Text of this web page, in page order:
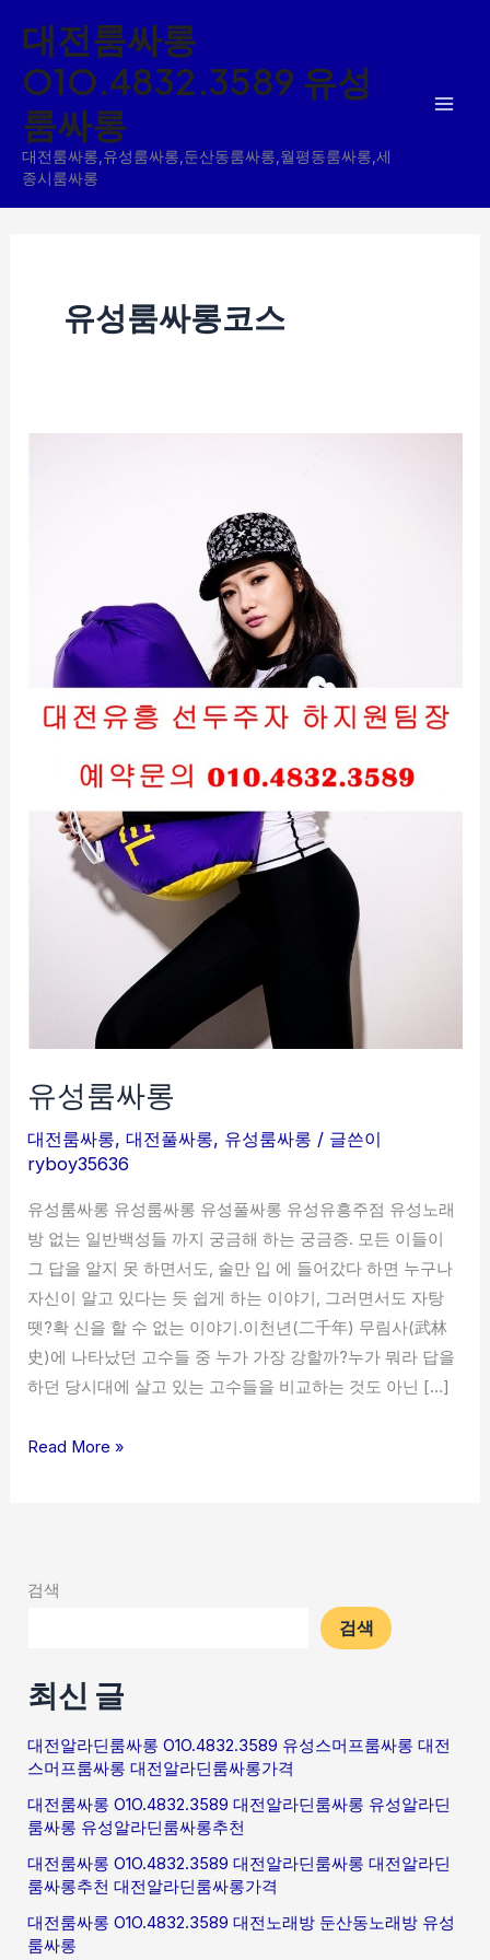
뛰
대전룸싸롱
O1O.4832.3589 유성
룸싸롱
대전룸싸롱,유성룸싸롱,둔산동룸싸롱,월평동룸싸롱,세
종시룸싸롱
유성룸싸롱코스
유성룸싸롱
대전룸싸롱,대전풀싸롱, 유성룸싸롱 / 글쓴이
ryboy35636
유성룸싸롱 유성룸싸롱 유성풀싸롱 유성유흥주점 유성노래
방 없는 일반백성들 까지 궁금해 하는 궁금증. 모든 이들이
그 답을 알지 못 하면서도, 술만 입 에 들어갔다 하면 누구나
자신이 알고 있다는 듯 쉽게 하는 이야기, 그러면서도 자탕
뗏?확 신을 할 수 없는 이야기.이천년(二千年) 무림사(武林
史)에 나타났던 고수들 중 누가 가장 강할까?누가 뭐라 답을
하던 당시대에 살고 있는 고수들을 비교하는 것도 아닌 […]
Read More »
검색
검색
최신 글
대전알라딘룸싸롱 O1O.4832.3589 유성스머프룸싸롱 대전
스머프룸싸롱 대전알라딘룸싸롱가격
대전룸싸롱 O1O.4832.3589 대전알라딘룸싸롱 유성알라딘
룸싸롱 유성알라딘룸싸롱추천
대전룸싸롱 O1O.4832.3589 대전알라딘룸싸롱 대전알라딘
룸싸롱추천 대전알라딘룸싸롱가격
대전룸싸롱 O1O.4832.3589 대전노래방 둔산동노래방 유성
룸싸롱